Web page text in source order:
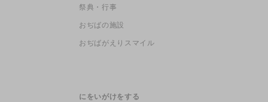
祭典・行事
おぢばの施設
おぢばがえりスマイル
にをいがけをする